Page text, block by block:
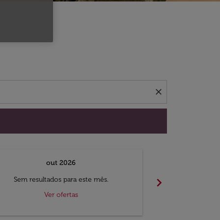
close
out 2026
Sem resultados para este mês.
Ver ofertas
chevron_right